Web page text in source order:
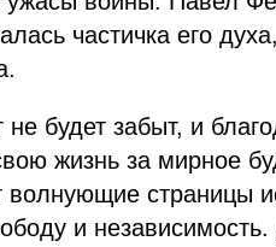
частичка его
не будет забыт, и
жизнь за мирное
волнующие страницы
и